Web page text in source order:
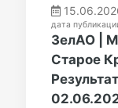
дата
ЗелАО |
Старое